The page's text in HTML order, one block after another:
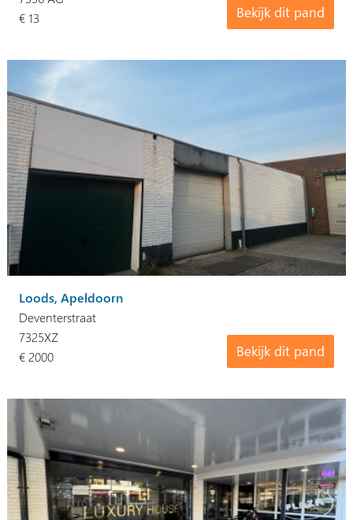
Bekijk dit pand
€ 13
Loods, Apeldoorn
Deventerstraat
Bekijk dit pand
7325XZ
€ 2000